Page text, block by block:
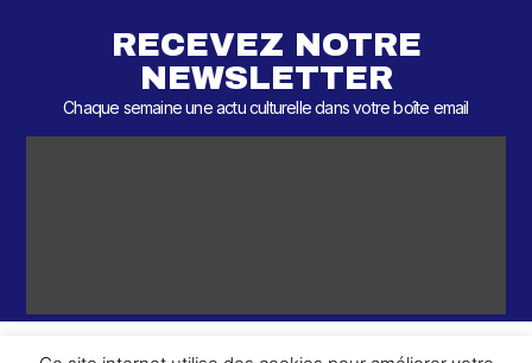
RECEVEZ NOTRE
NEWSLETTER
Chaque semaine une actu culturelle dans votre boîte email